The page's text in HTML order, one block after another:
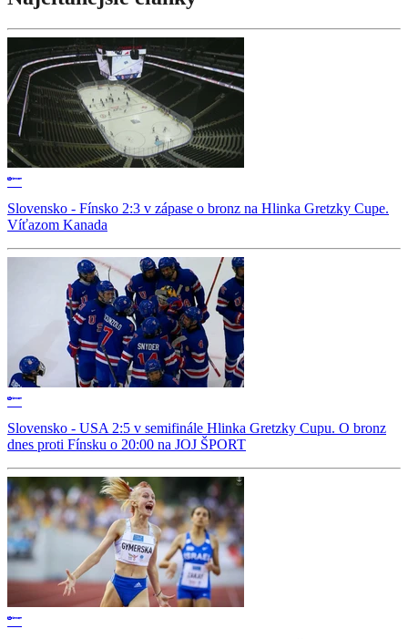
Slovensko - Fínsko 2:3 v zápase o bronz na Hlinka Gretzky Cupe.
Víťazom Kanada
Slovensko - USA 2:5 v semifinále Hlinka Gretzky Cupu. O bronz
dnes proti Fínsku o 20:00 na JOJ ŠPORT